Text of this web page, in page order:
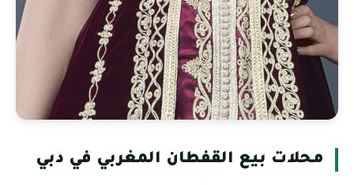
محلات بيع القفطان المغربي في دبي